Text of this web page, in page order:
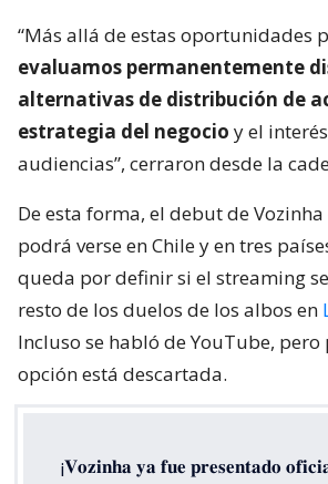
“Más allá de estas oportunidades
evaluamos permanentemente
alternativas de distribución de
estrategia del negocio y el
audiencias”, cerraron desde la
De esta forma, el debut de Vozinha
podrá verse en Chile y en tres
queda por definir si el streaming
resto de los duelos de los albos en
Incluso se habló de YouTube,
opción está descartada.
¡𝐕𝐨𝐳𝐢𝐧𝐡𝐚 𝐲𝐚 𝐟𝐮𝐞 𝐩𝐫𝐞𝐬𝐞𝐧𝐭𝐚𝐝𝐨